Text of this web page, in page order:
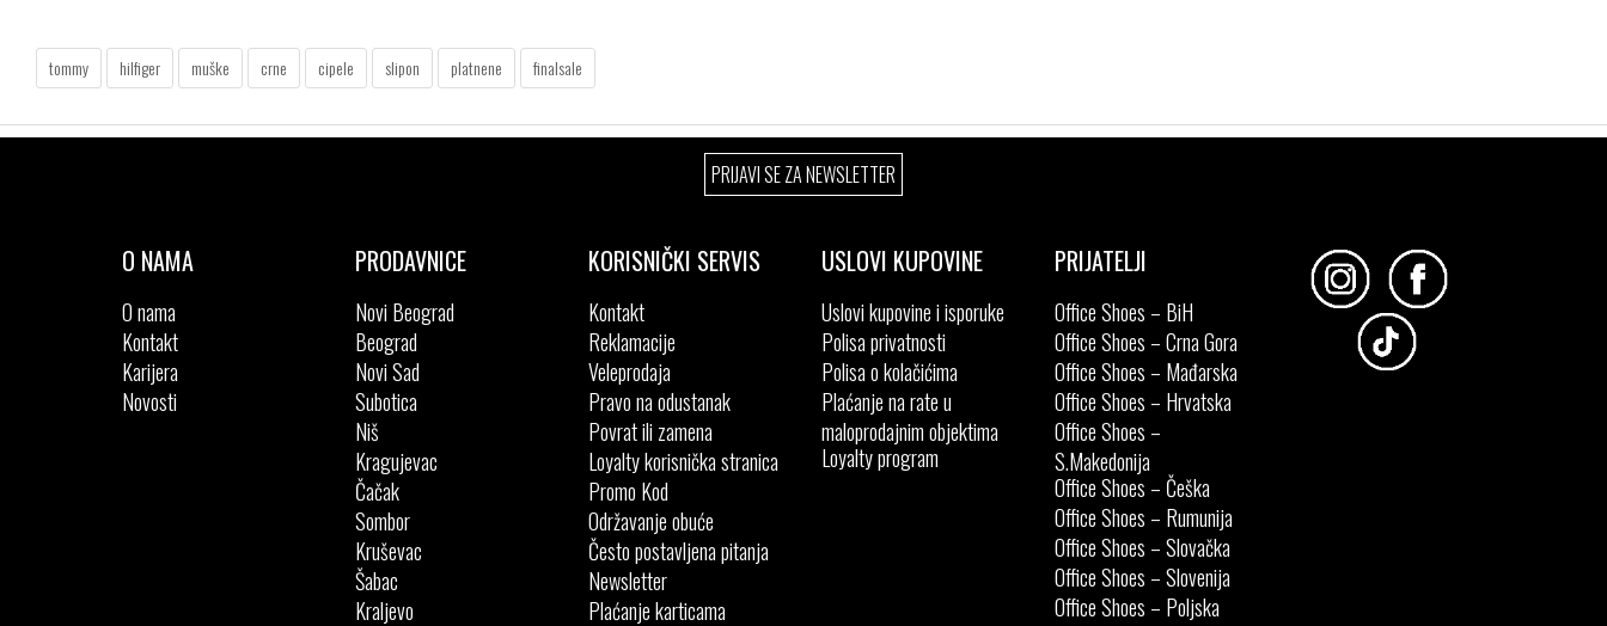
tommy hilfiger muške crne cipele slipon platnene finalsale
PRIJAVI SE ZA NEWSLETTER
O NAMA
O nama
Kontakt
Karijera
Novosti
PRODAVNICE
Novi Beograd
Beograd
Novi Sad
Subotica
Niš
Kragujevac
Čačak
Sombor
Kruševac
Šabac
Kraljevo
KORISNIČKI SERVIS
Kontakt
Reklamacije
Veleprodaja
Pravo na odustanak
Povrat ili zamena
Loyalty korisnička stranica
Promo Kod
Održavanje obuće
Često postavljena pitanja
Newsletter
Plaćanje karticama
USLOVI KUPOVINE
Uslovi kupovine i isporuke
Polisa privatnosti
Polisa o kolačićima
Plaćanje na rate u
maloprodajnim objektima
Loyalty program
PRIJATELJI
Office Shoes – BiH
Office Shoes – Crna Gora
Office Shoes – Mađarska
Office Shoes – Hrvatska
Office Shoes –
S.Makedonija
Office Shoes – Češka
Office Shoes – Rumunija
Office Shoes – Slovačka
Office Shoes – Slovenija
Office Shoes – Poljska